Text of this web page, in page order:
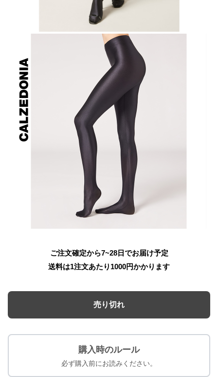
ご注文確定から7~28日でお届け予定
送料は1注文あたり 1000円かかります
売り切れ
購入時のルール
必ず購入前にお読みください。